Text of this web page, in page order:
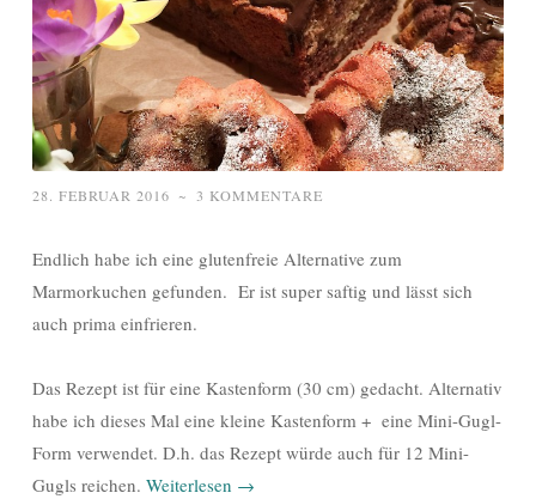
28. FEBRUAR 2016 ~ 3 KOMMENTARE
Endlich habe ich eine glutenfreie Alternative zum
Marmorkuchen gefunden. Er ist super saftig und lässt sich
auch prima einfrieren.
Das Rezept ist für eine Kastenform (30 cm) gedacht. Alternativ
habe ich dieses Mal eine kleine Kastenform + eine Mini-Gugl-
Form verwendet. D.h. das Rezept würde auch für 12 Mini-
Gugls reichen. Weiterlesen →